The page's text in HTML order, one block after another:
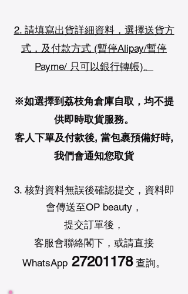
2. 請填寫出貨詳細資料，選擇送貨方
式，及付款方式 (暫停Alipay/暫停
Payme/ 只可以銀行轉帳)。
※如選擇到荔枝角倉庫自取，均不提
供即時取貨服務。
客人下單及付款後, 當包裹預備好時,
我們會通知您取貨
3. 核對資料無誤後確認提交，資料即
會傳送至OP beauty，
提交訂單後，
客服會聯絡閣下，或請直接
WhatsApp 27201178 查詢。